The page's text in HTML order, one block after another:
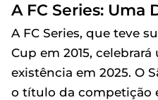
A FC Series: Uma
A FC Series, que teve
Cup em 2015,
existência em 2025. O
o título da competição